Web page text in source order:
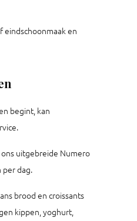
eindschoonmaak en
begint, kan
uitgebreide Numero
per dag.
brood en croissants
kippen, yoghurt,